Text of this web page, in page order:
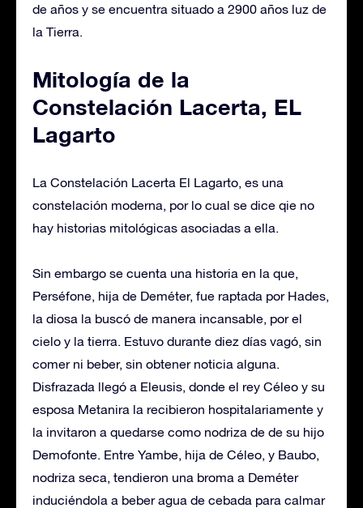
de años y se encuentra situado a 2900 años luz de
la Tierra.
Mitología de la
Constelación Lacerta, EL
Lagarto
La Constelación Lacerta El Lagarto, es una
constelación moderna, por lo cual se dice qie no
hay historias mitológicas asociadas a ella.
Sin embargo se cuenta una historia en la que,
Perséfone, hija de Deméter, fue raptada por Hades,
la diosa la buscó de manera incansable, por el
cielo y la tierra. Estuvo durante diez días vagó, sin
comer ni beber, sin obtener noticia alguna.
Disfrazada llegó a Eleusis, donde el rey Céleo y su
esposa Metanira la recibieron hospitalariamente y
la invitaron a quedarse como nodriza de de su hijo
Demofonte. Entre Yambe, hija de Céleo, y Baubo,
nodriza seca, tendieron una broma a Deméter
induciéndola a beber agua de cebada para calmar